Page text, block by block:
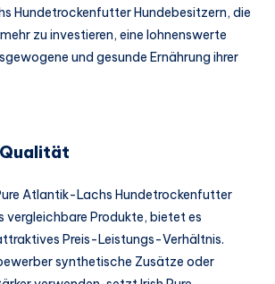
Hundetrockenfutter Hundebesitzern, die
zu investieren, eine lohnenswerte
und gesunde Ernährung ihrer
Atlantik-Lachs Hundetrockenfutter
vergleichbare Produkte, bietet es
Preis-Leistungs-Verhältnis.
synthetische Zusätze oder